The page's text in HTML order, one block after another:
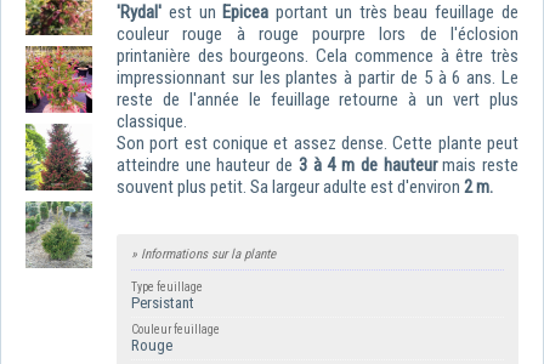
'Rydal' est un Epicea portant un très beau feuillage de
couleur rouge à rouge pourpre lors de l'éclosion
printanière des bourgeons. Cela commence à être très
impressionnant sur les plantes à partir de 5 à 6 ans. Le
reste de l'année le feuillage retourne à un vert plus
classique.
Son port est conique et assez dense.Cette plante peut
atteindre une hauteur de 3 à 4 m de hauteurmais reste
souvent plus petit. Sa largeur adulte est d'environ 2 m.
» Informations sur la plante
Type feuillage
Persistant
Couleur feuillage
Rouge